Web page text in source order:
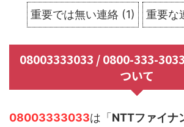
重要では無い連絡 (1) 重要な
08003333033 / 0800-333-
ついて
08003333033は「 NTTファイナ